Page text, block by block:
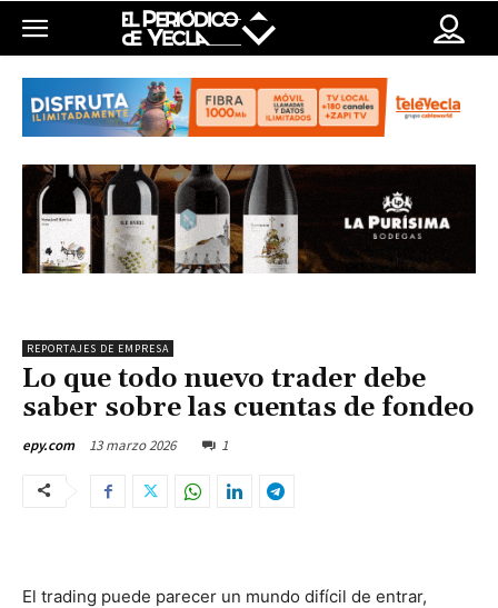
REPORTAJES DE EMPRESA
Lo que todo nuevo trader debe
saber sobre las cuentas de fondeo
epy.com 13 marzo 2026 1
El trading puede parecer un mundo difícil de entrar,